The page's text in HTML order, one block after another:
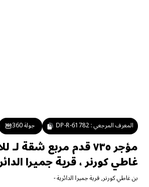
المعرف المرجعي :DP-R-61782 جولة 360
مؤجر ٧٣٥ قدم مربع شقة
غاطي كورنر ، قرية جميرا
بن غاطي كورنر,قرية جميرا الدائرية-